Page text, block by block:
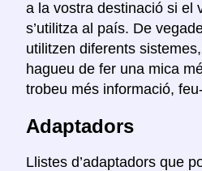
a la vostra destinació si el
s’utilitza al país. De
utilitzen diferents
hagueu de fer una mica
trobeu més informació,
Adaptadors
Llistes d’adaptadors que